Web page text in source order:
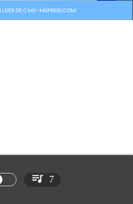
DE CMS-MSPRESS.COM
7